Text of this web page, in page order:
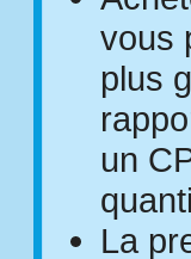
vous
plus
un
La